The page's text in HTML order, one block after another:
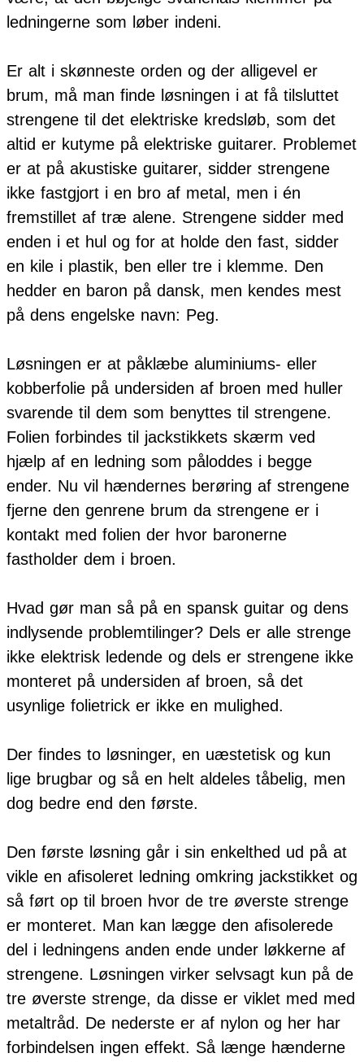
ledningerne som løber indeni.
Er alt i skønneste orden og der alligevel er
brum, må man finde løsningen i at få tilsluttet
strengene til det elektriske kredsløb, som det
altid er kutyme på elektriske guitarer. Problemet
er at på akustiske guitarer, sidder strengene
ikke fastgjort i en bro af metal, men i én
fremstillet af træ alene. Strengene sidder med
enden i et hul og for at holde den fast, sidder
en kile i plastik, ben eller tre i klemme. Den
hedder en baron på dansk, men kendes mest
på dens engelske navn: Peg.
Løsningen er at påklæbe aluminiums- eller
kobberfolie på undersiden af broen med huller
svarende til dem som benyttes til strengene.
Folien forbindes til jackstikkets skærm ved
hjælp af en ledning som påloddes i begge
ender. Nu vil hændernes berøring af strengene
fjerne den genrene brum da strengene er i
kontakt med folien der hvor baronerne
fastholder dem i broen.
Hvad gør man så på en spansk guitar og dens
indlysende problemtilinger? Dels er alle strenge
ikke elektrisk ledende og dels er strengene ikke
monteret på undersiden af broen, så det
usynlige folietrick er ikke en mulighed.
Der findes to løsninger, en uæstetisk og kun
lige brugbar og så en helt aldeles tåbelig, men
dog bedre end den første.
Den første løsning går i sin enkelthed ud på at
vikle en afisoleret ledning omkring jackstikket og
så ført op til broen hvor de tre øverste strenge
er monteret. Man kan lægge den afisolerede
del i ledningens anden ende under løkkerne af
strengene. Løsningen virker selvsagt kun på de
tre øverste strenge, da disse er viklet med med
metaltråd. De nederste er af nylon og her har
forbindelsen ingen effekt. Så længe hænderne